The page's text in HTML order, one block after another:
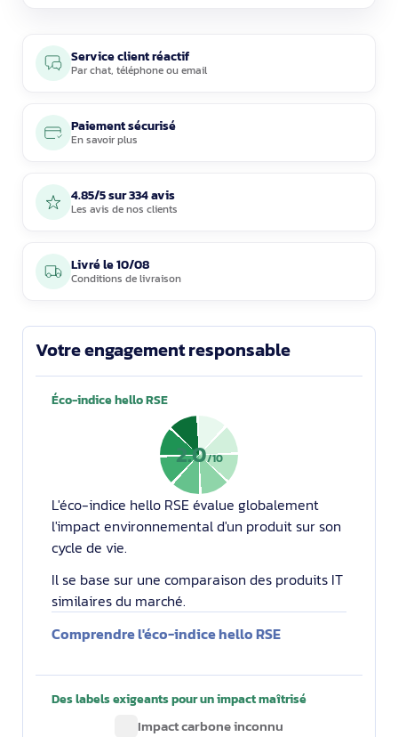
Service client réactif
Parchat, téléphoneouemail
Paiement sécurisé
En savoir plus
4.85/5 sur 334 avis
Les avis de nos clients
Livré le10/08
Conditions de livraison
Votre engagement responsable
Éco-indice hello RSE
2.0/10
L'éco-indice hello RSE évalue globalement
l'impact environnemental d'un produit sur son
cycle de vie.
Il se base sur une comparaison des produits IT
similaires du marché.
Comprendre l'éco-indice hello RSE
Des labels exigeants pour un impact maîtrisé
Impact carbone inconnu